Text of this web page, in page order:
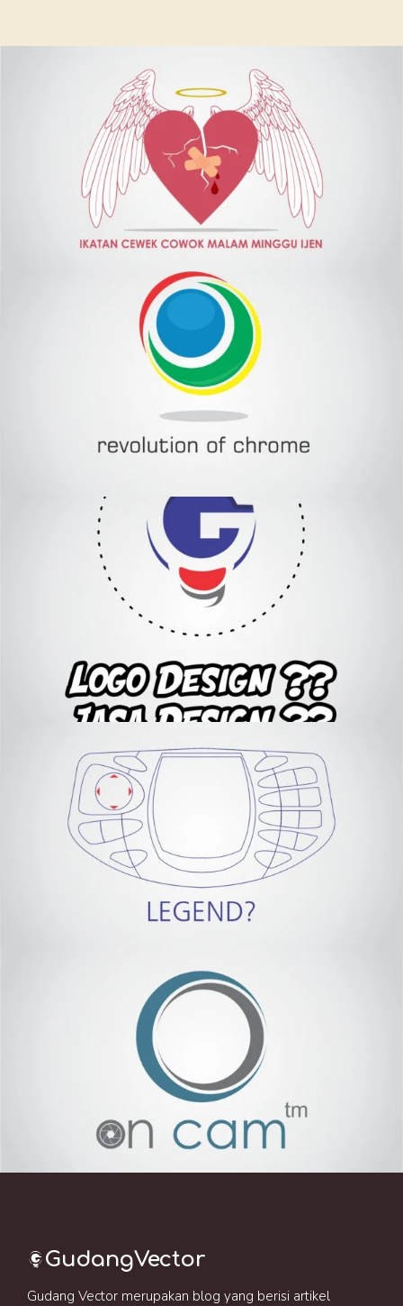
GudangVector
Gudang Vector merupakan blog yang berisi artikel